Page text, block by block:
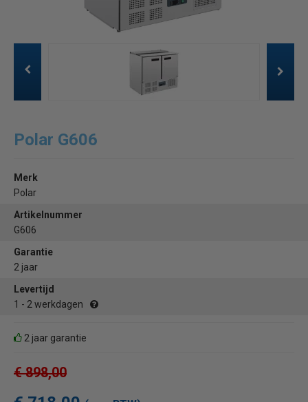
Polar G606
Merk
Polar
Artikelnummer
G606
Garantie
2 jaar
Levertijd
1 - 2 werkdagen
2 jaar garantie
€ 898,00